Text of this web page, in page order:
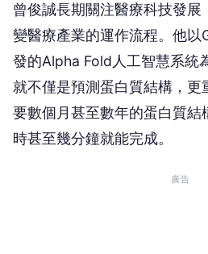
曾俊誠長期關注醫療科技發展
變醫療產業的運作流程。他
發的Alpha Fold人工智慧系統
就不僅是預測蛋白質結構，更
要數個月甚至數年的蛋白質結
時甚至幾分鐘就能完成。
廣告